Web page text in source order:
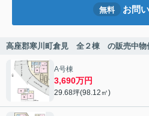
無料 お問
高座郡寒川町倉見 全２棟 の販売中物
A号棟
3,690万円
29.68坪(98.12㎡)